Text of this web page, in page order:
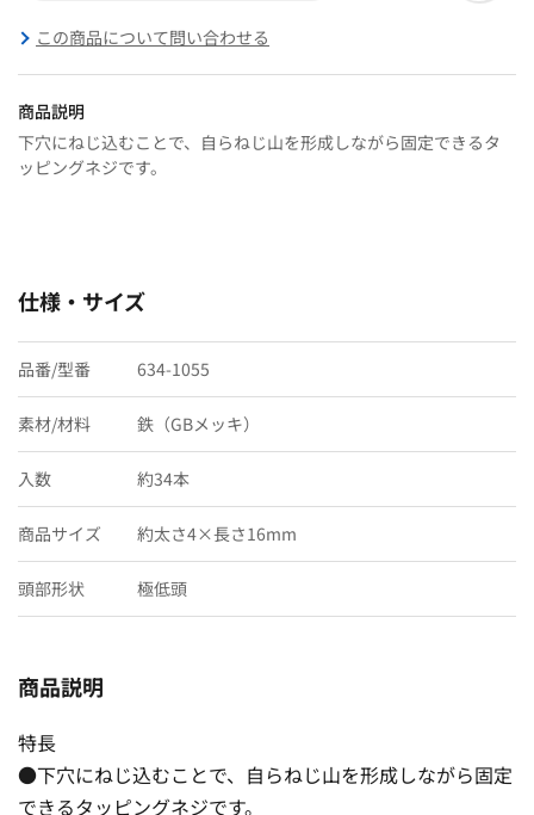
この商品について問い合わせる
商品説明
下穴にねじ込むことで、自らねじ山を形成しながら固定できるタ
ッピングネジです。
仕様・サイズ
品番/型番 634-1055
素材/材料 鉄（GBメッキ）
入数 約34本
商品サイズ 約太さ4×長さ16mm
頭部形状 極低頭
商品説明
特長
●下穴にねじ込むことで、自らねじ山を形成しながら固定
できるタッピングネジです。